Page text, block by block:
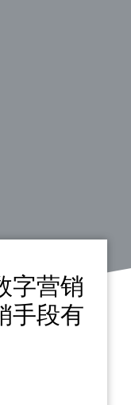
字营销
手段有